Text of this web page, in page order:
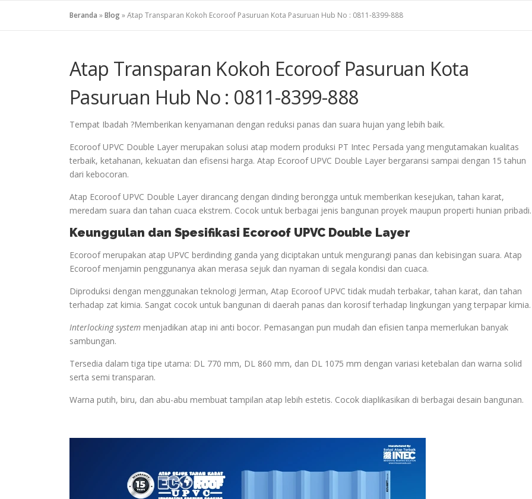
Beranda »Blog»Atap Transparan Kokoh Ecoroof Pasuruan Kota Pasuruan Hub No : 0811-8399-888
Atap Transparan Kokoh Ecoroof Pasuruan Kota
Pasuruan Hub No : 0811-8399-888
Tempat Ibadah ?Memberikan kenyamanan dengan reduksi panas dan suara hujan yang lebih baik.
Ecoroof UPVC Double Layer merupakan solusi atap modern produksi PT Intec Persada yang mengutamakan kualitas
terbaik, ketahanan, kekuatan dan efisensi harga. Atap Ecoroof UPVC Double Layer bergaransi sampai dengan 15 tahun
dari kebocoran.
Atap Ecoroof UPVC Double Layer dirancang dengan dinding berongga untuk memberikan kesejukan, tahan karat,
meredam suara dan tahan cuaca ekstrem. Cocok untuk berbagai jenis bangunan proyek maupun properti hunian pribadi.
Keunggulan dan Spesifikasi Ecoroof UPVC Double Layer
Ecoroof merupakan atap UPVC berdinding ganda yang diciptakan untuk mengurangi panas dan kebisingan suara. Atap
Ecoroof menjamin penggunanya akan merasa sejuk dan nyaman di segala kondisi dan cuaca.
Diproduksi dengan menggunakan teknologi Jerman, Atap Ecoroof UPVC tidak mudah terbakar, tahan karat, dan tahan
terhadap zat kimia. Sangat cocok untuk bangunan di daerah panas dan korosif terhadap lingkungan yang terpapar kimia.
Interlocking system menjadikan atap ini anti bocor. Pemasangan pun mudah dan efisien tanpa memerlukan banyak
sambungan.
Tersedia dalam tiga tipe utama: DL 770 mm, DL 860 mm, dan DL 1075 mm dengan variasi ketebalan dan warna solid
serta semi transparan.
Warna putih, biru, dan abu-abu membuat tampilan atap lebih estetis. Cocok diaplikasikan di berbagai desain bangunan.